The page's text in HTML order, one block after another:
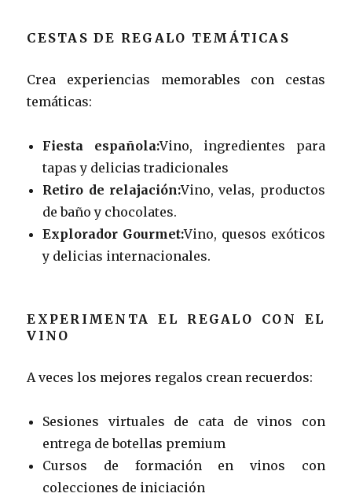
CESTAS DE REGALO TEMÁTICAS
Crea experiencias memorables con cestas
temáticas:
Fiesta española:Vino, ingredientes para
tapas y delicias tradicionales
Retiro de relajación:Vino, velas, productos
de baño y chocolates.
Explorador Gourmet:Vino, quesos exóticos
y delicias internacionales.
EXPERIMENTA EL REGALO CON EL
VINO
A veces los mejores regalos crean recuerdos:
Sesiones virtuales de cata de vinos con
entrega de botellas premium
Cursos de formación en vinos con
colecciones de iniciación